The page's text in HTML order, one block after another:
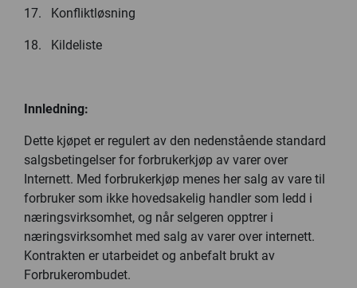
17. Konfliktløsning
18. Kildeliste
Innledning:
Dette kjøpet er regulert av den nedenstående standard
salgsbetingelser for forbrukerkjøp av varer over
Internett. Med forbrukerkjøp menes her salg av vare til
forbruker som ikke hovedsakelig handler som ledd i
næringsvirksomhet, og når selgeren opptrer i
næringsvirksomhet med salg av varer over internett.
Kontrakten er utarbeidet og anbefalt brukt av
Forbrukerombudet.